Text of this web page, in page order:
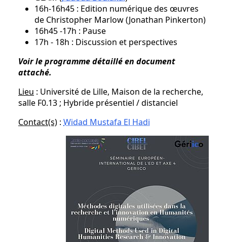
16h-16h45 : Edition numérique des œuvres
de Christopher Marlow (Jonathan Pinkerton)
16h45 -17h : Pause
17h - 18h : Discussion et perspectives
Voir le programme détaillé en document
attaché.
Lieu : Université de Lille, Maison de la recherche,
salle F0.13 ; Hybride présentiel / distanciel
Contact(s) : Widad Mustafa El Hadi